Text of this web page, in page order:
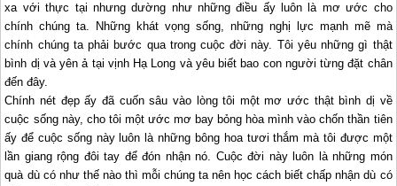
xa với thực tại nhưng dường như những điều ấy luôn là mơ ước cho
chính chúng ta. Những khát vọng sống, những nghị lực mạnh mẽ mà
chính chúng ta phải bước qua trong cuộc đời này. Tôi yêu những gì thật
bình dị và yên ả tại vịnh Hạ Long và yêu biết bao con người từng đặt chân
đến đây.
Chính nét đẹp ấy đã cuốn sâu vào lòng tôi một mơ ước thật bình dị về
cuộc sống này, cho tôi một ước mơ bay bỏng hòa mình vào chốn thần tiên
ấy để cuộc sống này luôn là những bông hoa tươi thắm mà tôi được một
lần giang rộng đôi tay để đón nhận nó. Cuộc đời này luôn là những món
quà dù có như thế nào thì mỗi chúng ta nên học cách biết chấp nhận dù có